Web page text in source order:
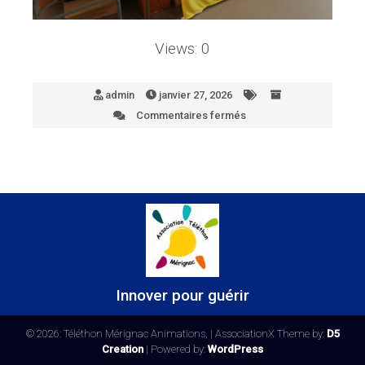
Views: 0
admin
janvier 27, 2026
Commentaires fermés
Innover pour guérir
© 2026: Téléthon Mérignac Animations, | AssociationX Theme by: D5
Creation | Powered by: WordPress